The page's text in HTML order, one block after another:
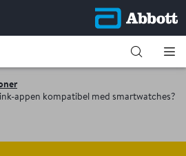
appen kompatibel med smartwatches?